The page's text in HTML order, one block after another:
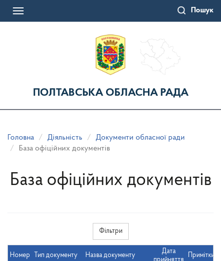
Пошук
Toggle
ПОЛТАВСЬКА ОБЛАСНА РАДА
Головна Діяльність
Документи обласної ради
База офіційних документів
База офіційних документів
Фільтри
Номер Тип документу Назва документу
Дата
Примітки